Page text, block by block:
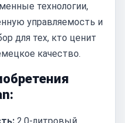
технологии,
управляемость и
для тех, кто ценит
качество.